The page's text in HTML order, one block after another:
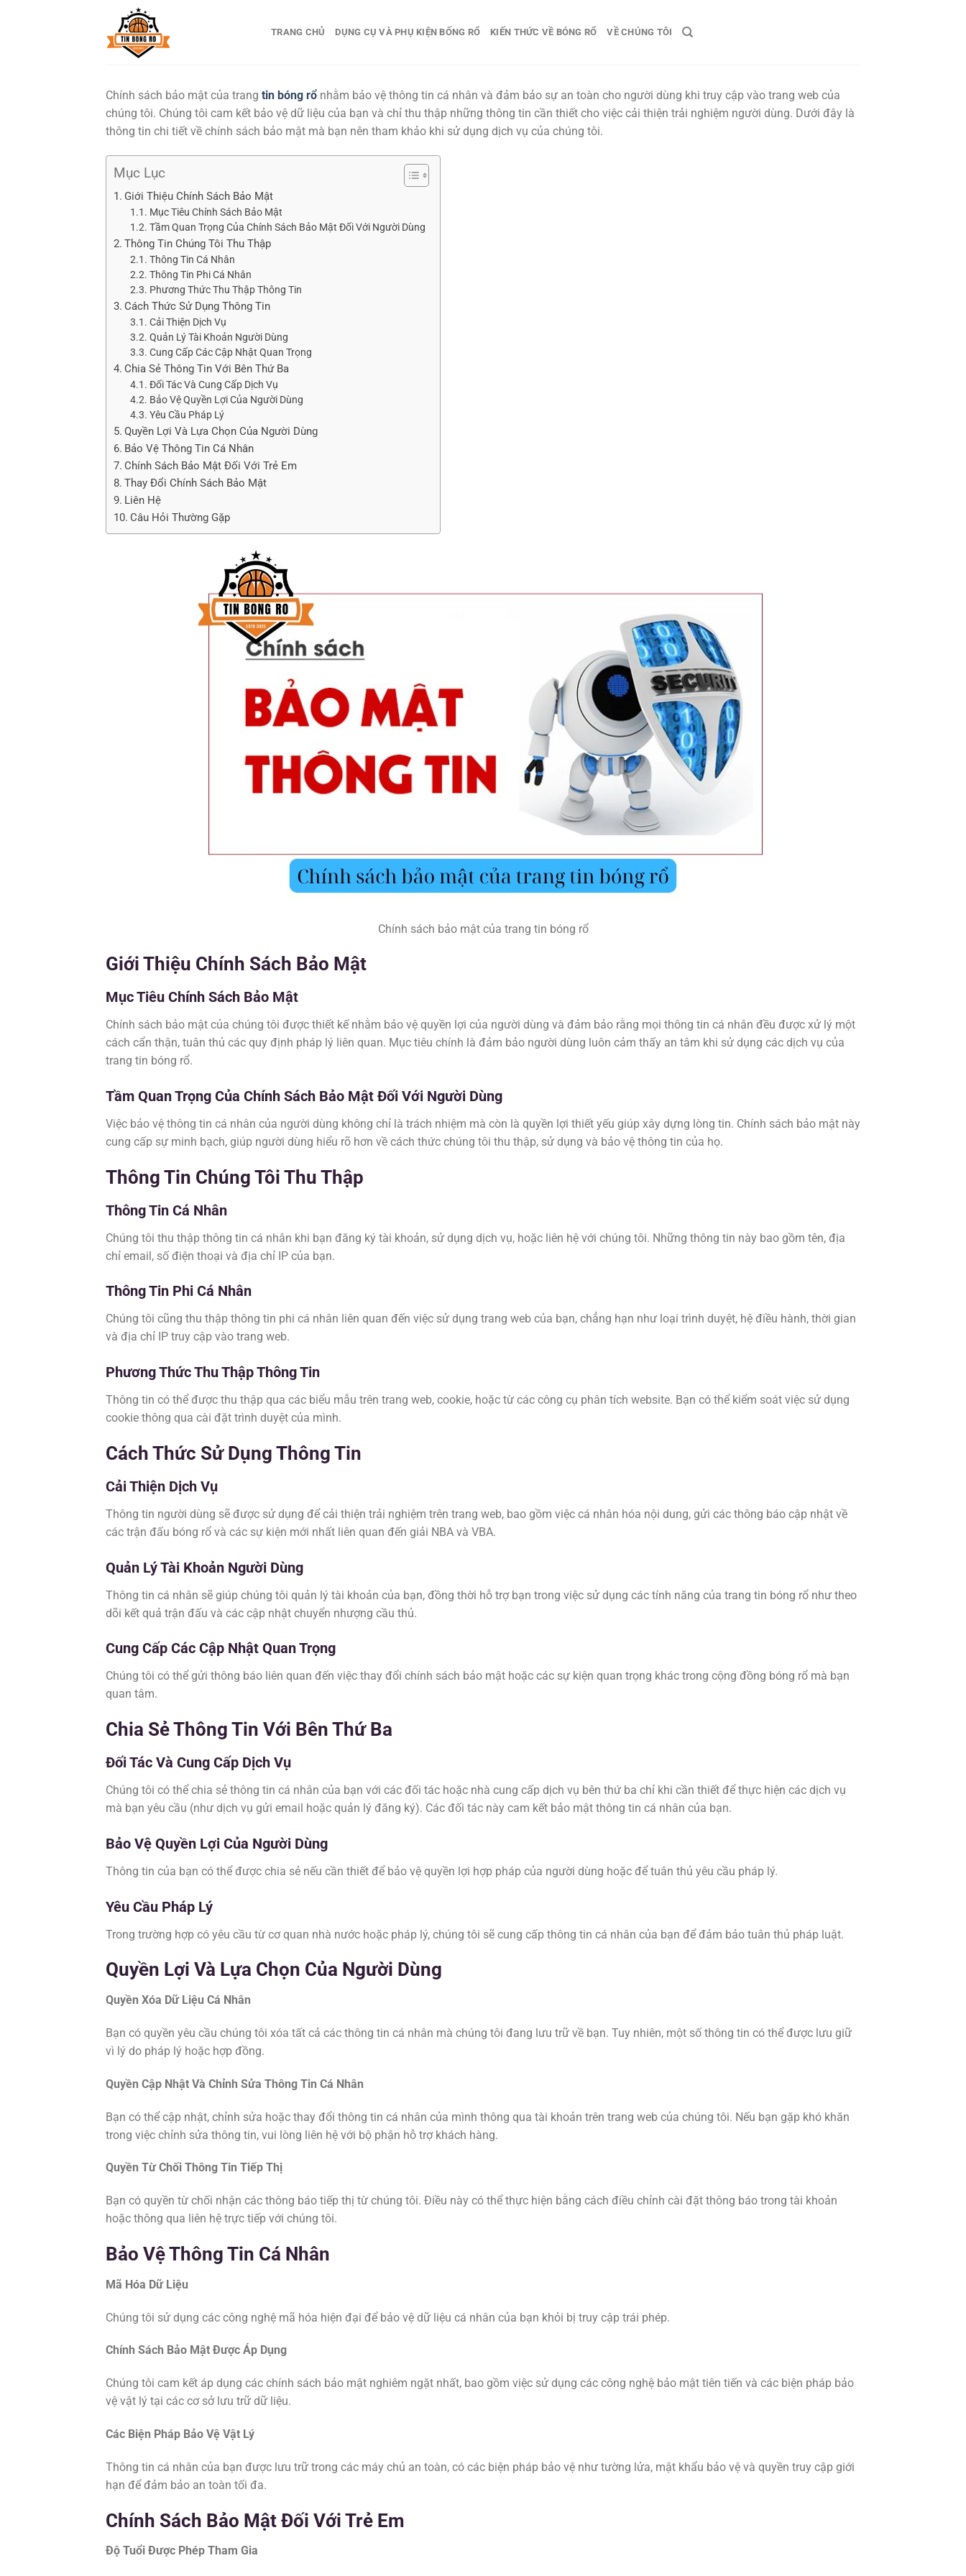
TRANG CHỦ DỤNG CỤ VÀ PHỤ KIỆN BỐNG RỔ KIẾN THỨC VỀ BÓNG RỔ VỀ CHÚNG TÔI
Chính sách bảo mật của trang tin bóng rổ nhằm bảo vệ thông tin cá nhân và đảm bảo sự an toàn cho người dùng khi truy cập vào trang web của
chúng tôi. Chúng tôi cam kết bảo vệ dữ liệu của bạn và chỉ thu thập những thông tin cần thiết cho việc cải thiện trải nghiệm người dùng. Dưới đây là
thông tin chi tiết về chính sách bảo mật mà bạn nên tham khảo khi sử dụng dịch vụ của chúng tôi.
Mục Lục
Giới Thiệu Chính Sách Bảo Mật
Mục Tiêu Chính Sách Bảo Mật
Tầm Quan Trọng Của Chính Sách Bảo Mật Đối Với Người Dùng
Thông Tin Chúng Tôi Thu Thập
Thông Tin Cá Nhân
Thông Tin Phi Cá Nhân
Phương Thức Thu Thập Thông Tin
Cách Thức Sử Dụng Thông Tin
Cải Thiện Dịch Vụ
Quản Lý Tài Khoản Người Dùng
Cung Cấp Các Cập Nhật Quan Trọng
Chia Sẻ Thông Tin Với Bên Thứ Ba
Đối Tác Và Cung Cấp Dịch Vụ
Bảo Vệ Quyền Lợi Của Người Dùng
Yêu Cầu Pháp Lý
Quyền Lợi Và Lựa Chọn Của Người Dùng
Bảo Vệ Thông Tin Cá Nhân
Chính Sách Bảo Mật Đối Với Trẻ Em
Thay Đổi Chính Sách Bảo Mật
Liên Hệ
Câu Hỏi Thường Gặp
Chính sách bảo mật của trang tin bóng rổ
Giới Thiệu Chính Sách Bảo Mật
Mục Tiêu Chính Sách Bảo Mật
Chính sách bảo mật của chúng tôi được thiết kế nhằm bảo vệ quyền lợi của người dùng và đảm bảo rằng mọi thông tin cá nhân đều được xử lý một
cách cẩn thận, tuân thủ các quy định pháp lý liên quan. Mục tiêu chính là đảm bảo người dùng luôn cảm thấy an tâm khi sử dụng các dịch vụ của
trang tin bóng rổ.
Tầm Quan Trọng Của Chính Sách Bảo Mật Đối Với Người Dùng
Việc bảo vệ thông tin cá nhân của người dùng không chỉ là trách nhiệm mà còn là quyền lợi thiết yếu giúp xây dựng lòng tin. Chính sách bảo mật này
cung cấp sự minh bạch, giúp người dùng hiểu rõ hơn về cách thức chúng tôi thu thập, sử dụng và bảo vệ thông tin của họ.
Thông Tin Chúng Tôi Thu Thập
Thông Tin Cá Nhân
Chúng tôi thu thập thông tin cá nhân khi bạn đăng ký tài khoản, sử dụng dịch vụ, hoặc liên hệ với chúng tôi. Những thông tin này bao gồm tên, địa
chỉ email, số điện thoại và địa chỉ IP của bạn.
Thông Tin Phi Cá Nhân
Chúng tôi cũng thu thập thông tin phi cá nhân liên quan đến việc sử dụng trang web của bạn, chẳng hạn như loại trình duyệt, hệ điều hành, thời gian
và địa chỉ IP truy cập vào trang web.
Phương Thức Thu Thập Thông Tin
Thông tin có thể được thu thập qua các biểu mẫu trên trang web, cookie, hoặc từ các công cụ phân tích website. Bạn có thể kiểm soát việc sử dụng
cookie thông qua cài đặt trình duyệt của mình.
Cách Thức Sử Dụng Thông Tin
Cải Thiện Dịch Vụ
Thông tin người dùng sẽ được sử dụng để cải thiện trải nghiệm trên trang web, bao gồm việc cá nhân hóa nội dung, gửi các thông báo cập nhật về
các trận đấu bóng rổ và các sự kiện mới nhất liên quan đến giải NBA và VBA.
Quản Lý Tài Khoản Người Dùng
Thông tin cá nhân sẽ giúp chúng tôi quản lý tài khoản của bạn, đồng thời hỗ trợ bạn trong việc sử dụng các tính năng của trang tin bóng rổ như theo
dõi kết quả trận đấu và các cập nhật chuyển nhượng cầu thủ.
Cung Cấp Các Cập Nhật Quan Trọng
Chúng tôi có thể gửi thông báo liên quan đến việc thay đổi chính sách bảo mật hoặc các sự kiện quan trọng khác trong cộng đồng bóng rổ mà bạn
quan tâm.
Chia Sẻ Thông Tin Với Bên Thứ Ba
Đối Tác Và Cung Cấp Dịch Vụ
Chúng tôi có thể chia sẻ thông tin cá nhân của bạn với các đối tác hoặc nhà cung cấp dịch vụ bên thứ ba chỉ khi cần thiết để thực hiện các dịch vụ
mà bạn yêu cầu (như dịch vụ gửi email hoặc quản lý đăng ký). Các đối tác này cam kết bảo mật thông tin cá nhân của bạn.
Bảo Vệ Quyền Lợi Của Người Dùng
Thông tin của bạn có thể được chia sẻ nếu cần thiết để bảo vệ quyền lợi hợp pháp của người dùng hoặc để tuân thủ yêu cầu pháp lý.
Yêu Cầu Pháp Lý
Trong trường hợp có yêu cầu từ cơ quan nhà nước hoặc pháp lý, chúng tôi sẽ cung cấp thông tin cá nhân của bạn để đảm bảo tuân thủ pháp luật.
Quyền Lợi Và Lựa Chọn Của Người Dùng
Quyền Xóa Dữ Liệu Cá Nhân
Bạn có quyền yêu cầu chúng tôi xóa tất cả các thông tin cá nhân mà chúng tôi đang lưu trữ về bạn. Tuy nhiên, một số thông tin có thể được lưu giữ
vì lý do pháp lý hoặc hợp đồng.
Quyền Cập Nhật Và Chỉnh Sửa Thông Tin Cá Nhân
Bạn có thể cập nhật, chỉnh sửa hoặc thay đổi thông tin cá nhân của mình thông qua tài khoản trên trang web của chúng tôi. Nếu bạn gặp khó khăn
trong việc chỉnh sửa thông tin, vui lòng liên hệ với bộ phận hỗ trợ khách hàng.
Quyền Từ Chối Thông Tin Tiếp Thị
Bạn có quyền từ chối nhận các thông báo tiếp thị từ chúng tôi. Điều này có thể thực hiện bằng cách điều chỉnh cài đặt thông báo trong tài khoản
hoặc thông qua liên hệ trực tiếp với chúng tôi.
Bảo Vệ Thông Tin Cá Nhân
Mã Hóa Dữ Liệu
Chúng tôi sử dụng các công nghệ mã hóa hiện đại để bảo vệ dữ liệu cá nhân của bạn khỏi bị truy cập trái phép.
Chính Sách Bảo Mật Được Áp Dụng
Chúng tôi cam kết áp dụng các chính sách bảo mật nghiêm ngặt nhất, bao gồm việc sử dụng các công nghệ bảo mật tiên tiến và các biện pháp bảo
vệ vật lý tại các cơ sở lưu trữ dữ liệu.
Các Biện Pháp Bảo Vệ Vật Lý
Thông tin cá nhân của bạn được lưu trữ trong các máy chủ an toàn, có các biện pháp bảo vệ như tường lửa, mật khẩu bảo vệ và quyền truy cập giới
hạn để đảm bảo an toàn tối đa.
Chính Sách Bảo Mật Đối Với Trẻ Em
Độ Tuổi Được Phép Tham Gia